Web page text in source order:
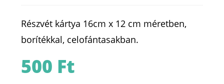
Részvét kártya 16cm x 12 cm méretben,
borítékkal, celofántasakban.
500 Ft